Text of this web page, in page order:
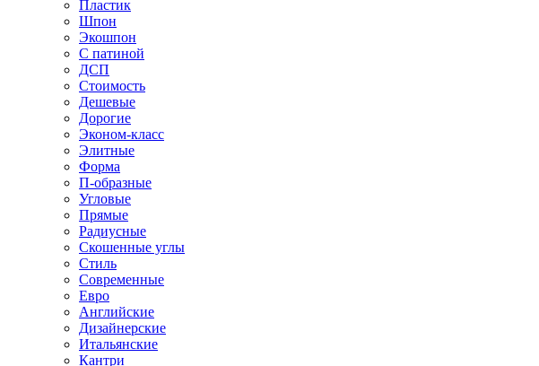
Пластик
Шпон
Экошпон
С патиной
ДСП
Стоимость
Дешевые
Дорогие
Эконом-класс
Элитные
Форма
П-образные
Угловые
Прямые
Радиусные
Скошенные углы
Стиль
Современные
Евро
Английские
Дизайнерские
Итальянские
Кантри